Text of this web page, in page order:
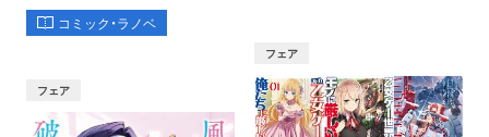
コミック・ラノベ
フェア
フェア